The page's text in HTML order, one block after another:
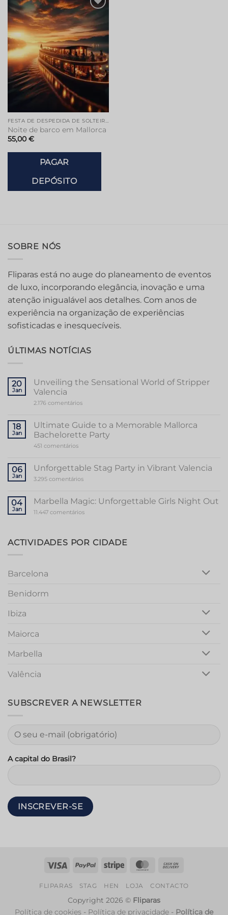
Noite de barco em Mallorca
55,00 €
PAGAR
DEPÓSITO
SOBRE NÓS
Fliparas está no auge do planeamento de eventos
de luxo, incorporando elegância, inovação e uma
atenção inigualável aos detalhes. Com anos de
experiência na organização de experiências
sofisticadas e inesquecíveis.
ÚLTIMAS NOTÍCIAS
20
Jan
Unveiling the Sensational World of Stripper
Valencia
2.176 comentáriosem
Sensational
World
of
18
Jan
Ultimate Guide to a Memorable Mallorca
Bachelorette Party
451 comentáriosem
to
a
Memorable
Party
06
Jan
Unforgettable Stag Party in Vibrant Valencia
3.295 comentáriosem
Party
in
Vibrant
04
Jan
Marbella Magic: Unforgettable Girls Night Out
11.447 comentáriosem
Girls
Night
ACTIVIDADES POR CIDADE
Barcelona
Benidorm
Ibiza
Maiorca
Marbella
Valência
SUBSCREVER A NEWSLETTER
A capital do Brasil?
Visto PayPal Riscas MasterCard
FLIPARAS STAG HEN LOJA CONTACTO
Copyright 2026 © Fliparas
Política de cookies - Política de privacidade - Política de